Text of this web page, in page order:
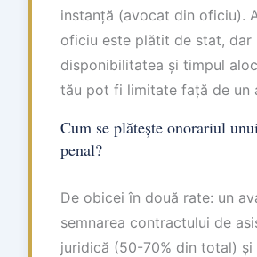
instanță (avocat din oficiu).
oficiu este plătit de stat, dar
disponibilitatea și timpul
tău pot fi limitate față de un
Cum se plătește onorariul
penal?
De obicei în două rate: un
semnarea contractului de
juridică (50-70% din total) și